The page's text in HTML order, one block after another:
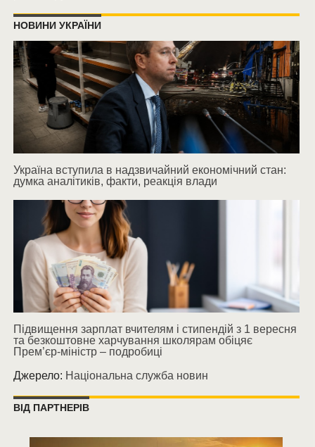
НОВИНИ УКРАЇНИ
Україна вступила в надзвичайний економічний стан:
думка аналітиків, факти, реакція влади
Підвищення зарплат вчителям і стипендій з 1 вересня
та безкоштовне харчування школярам обіцяє
Прем’єр-міністр – подробиці
Джерело: Національна служба новин
ВІД ПАРТНЕРІВ